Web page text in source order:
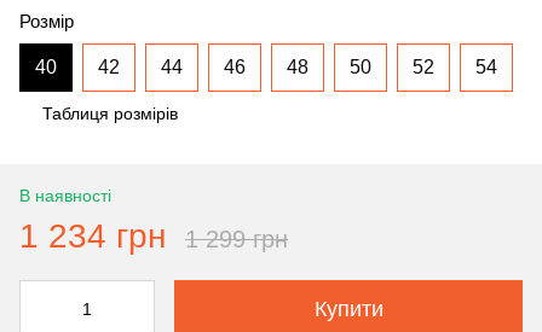
Розмір
40 42 44 46 48 50 52 54
Таблиця розмірів
В наявності
1 234 грн 1 299 грн
Купити